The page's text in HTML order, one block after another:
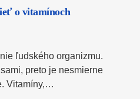
o vitamínoch
ľudského organizmu.
preto je nesmierne
Vitamíny,…